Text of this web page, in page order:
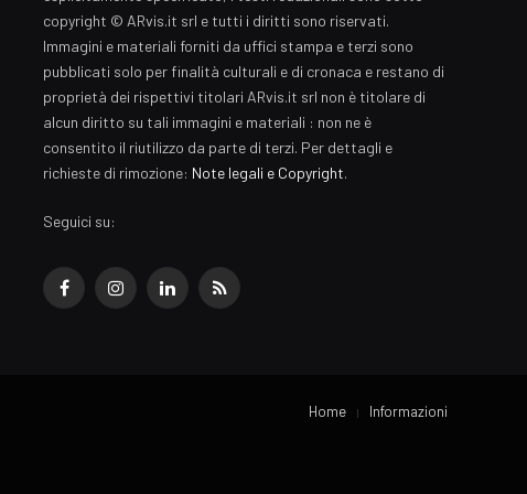
copyright © ARvis.it srl e tutti i diritti sono riservati.
Immagini e materiali forniti da uffici stampa e terzi sono
pubblicati solo per finalità culturali e di cronaca e restano di
proprietà dei rispettivi titolari ARvis.it srl non è titolare di
alcun diritto su tali immagini e materiali : non ne è
consentito il riutilizzo da parte di terzi. Per dettagli e
richieste di rimozione: Note legali e Copyright.
Seguici su:
FacebookInstagramLinkedInRSS
Home Informazioni